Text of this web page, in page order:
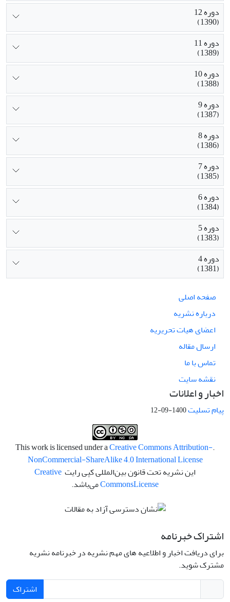
دوره 12
(1390)
دوره 11
(1389)
دوره 10
(1388)
دوره 9
(1387)
دوره 8
(1386)
دوره 7
(1385)
دوره 6
(1384)
دوره 5
(1383)
دوره 4
(1381)
صفحه اصلی
درباره نشریه
اعضای هیات تحریریه
ارسال مقاله
تماس با ما
نقشه سایت
اخبار و اعلانات
پیام تسلیت1400-09-12
.This work is licensed under a
Creative Commons Attribution-
NonCommercial-ShareAlike 4.0 International License
این نشریه تحت قانون بین‌المللی کپی رایت Creative
CommonsLicense می‌باشد.
اشتراک خبرنامه
برای دریافت اخبار و اطلاعیه های مهم نشریه در خبرنامه نشریه
مشترک شوید.
اشتراک